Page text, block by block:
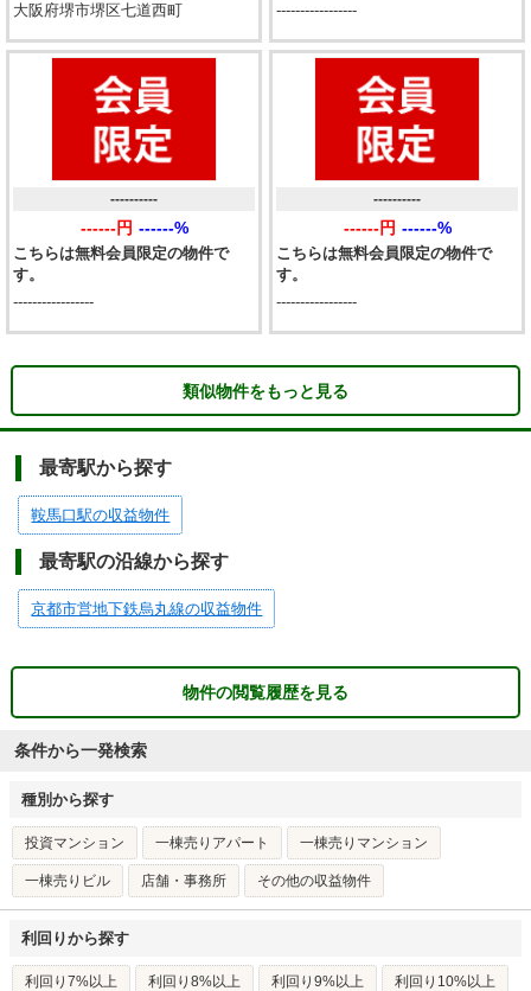
大阪府堺市堺区七道西町 -----------------
こちらは無料会員限定の物件で
す。
----------
------円 ------%
-----------------
こちらは無料会員限定の物件で
す。
----------
------円 ------%
-----------------
類似物件をもっと見る
最寄駅から探す
鞍馬口駅の収益物件
最寄駅の沿線から探す
京都市営地下鉄烏丸線の収益物件
物件の閲覧履歴を見る
条件から一発検索
種別から探す
投資マンション 一棟売りアパート 一棟売りマンション
一棟売りビル 店舗・事務所 その他の収益物件
利回りから探す
利回り7%以上 利回り8%以上 利回り9%以上 利回り10%以上